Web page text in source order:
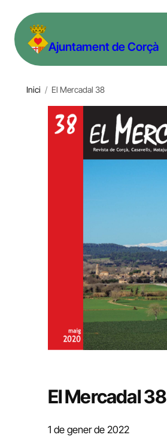
contingut Ajuntament de Corçà
Inici / El Mercadal 38
El Mercadal 38
1 de gener de 2022